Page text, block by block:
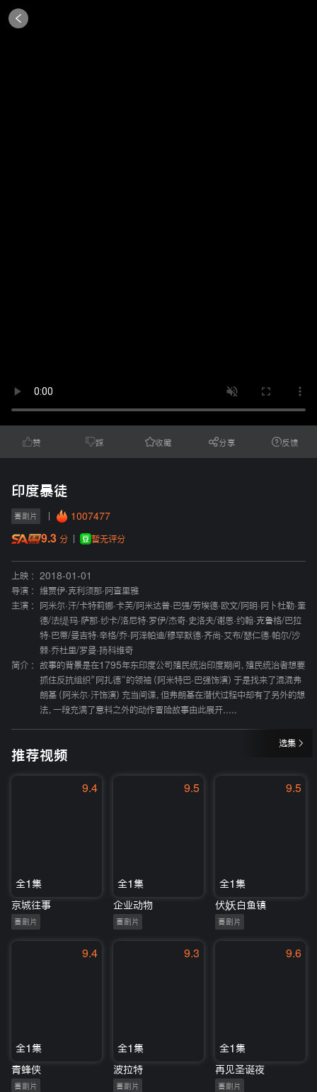
赞 踩 收藏 分享 反馈
印度暴徒
喜剧片 1007477
9.3 分 暂无评分
上映 :
2018-01-01
导演 :
维贾伊·克利须那·阿查里雅
主演 :
阿米尔·汗/卡特莉娜·卡芙/阿米达普·巴强/劳埃德·欧文/阿明·阿卜杜勒·奎
德/法缇玛·萨那·纱卡/洛尼特·罗伊/杰奇·史洛夫/谢恩·约翰·克鲁格/巴拉
特·巴蒂/曼吉特·辛格/乔·阿泽帕迪/穆罕默德·齐尚·艾布/瑟仁德·帕尔/沙
棘·乔杜里/罗曼·扬科维奇
简介 :
故事的背景是在1795年东印度公司殖民统治印度期间，殖民统治者想要
抓住反抗组织”阿扎德“的领袖（阿米特巴·巴强饰演）于是找来了混混弗
朗基（阿米尔·汗饰演）充当间谍，但弗朗基在潜伏过程中却有了另外的想
法，一段充满了意料之外的动作冒险故事由此展开.....
选集
推荐视频
9.4
全1集
京城往事
喜剧片
9.5
全1集
企业动物
喜剧片
9.5
全1集
伏妖白鱼镇
喜剧片
9.4
全1集
青蜂侠
喜剧片
9.3
全1集
波拉特
喜剧片
9.6
全1集
再见圣诞夜
喜剧片